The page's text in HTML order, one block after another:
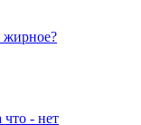
жирное?
- нет